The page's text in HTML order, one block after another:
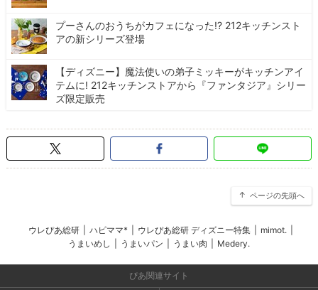
プーさんのおうちがカフェになった!? 212キッチンスト
アの新シリーズ登場
【ディズニー】魔法使いの弟子ミッキーがキッチンアイ
テムに! 212キッチンストアから『ファンタジア』シリー
ズ限定販売
ページの先頭へ
ウレぴあ総研 ハピママ* ウレぴあ総研 ディズニー特集 mimot.
うまいめし
うまいパン うまい肉 Medery.
ぴあ関連サイト